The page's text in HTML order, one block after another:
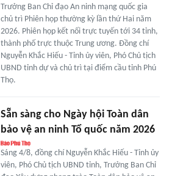
Trưởng Ban Chỉ đạo An ninh mạng quốc gia
chủ trì Phiên họp thường kỳ lần thứ Hai năm
2026. Phiên họp kết nối trực tuyến tới 34 tỉnh,
thành phố trực thuộc Trung ương. Đồng chí
Nguyễn Khắc Hiếu - Tỉnh ủy viên, Phó Chủ tịch
UBND tỉnh dự và chủ trì tại điểm cầu tỉnh Phú
Thọ.
Sẵn sàng cho Ngày hội Toàn dân
bảo vệ an ninh Tổ quốc năm 2026
Sáng 4/8, đồng chí Nguyễn Khắc Hiếu - Tỉnh ủy
viên, Phó Chủ tịch UBND tỉnh, Trưởng Ban Chỉ